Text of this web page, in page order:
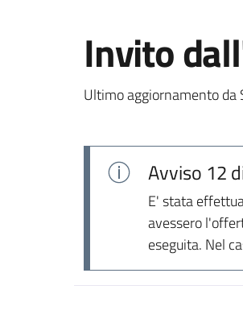
Invito
Ultimo aggiornamento da
Avviso 12
E' stata
avessero
eseguita. Nel